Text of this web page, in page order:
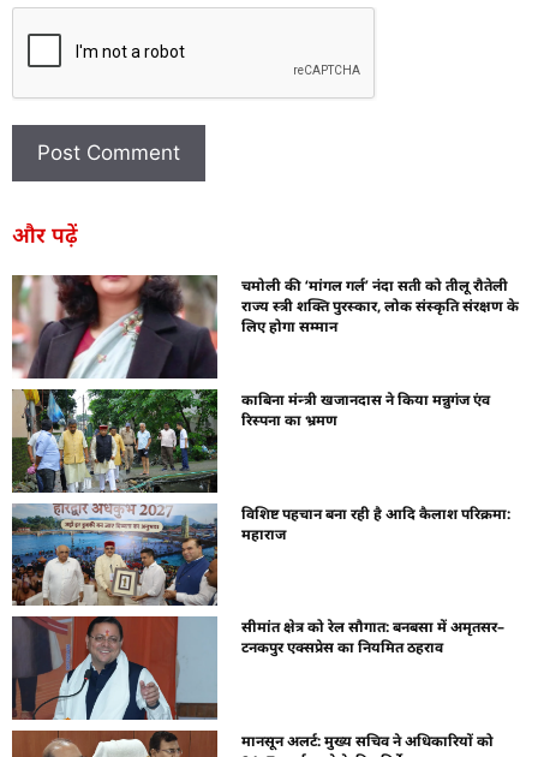
और पढ़ें
चमोली की ‘मांगल गर्ल’ नंदा सती को तीलू रौतेली
राज्य स्त्री शक्ति पुरस्कार, लोक संस्कृति संरक्षण के
लिए होगा सम्मान
काबिना मंन्त्री खजानदास ने किया मन्नुगंज एंव
रिस्पना का भ्रमण
विशिष्ट पहचान बना रही है आदि कैलाश परिक्रमा:
महाराज
सीमांत क्षेत्र को रेल सौगात: बनबसा में अमृतसर–
टनकपुर एक्सप्रेस का नियमित ठहराव
मानसून अलर्ट: मुख्य सचिव ने अधिकारियों को